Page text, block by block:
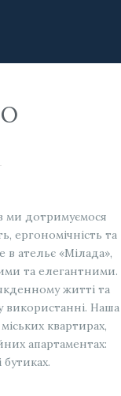
ми дотримуємося
ергономічність та
в ательє «Мілада»,
та елегантними.
житті та
використанні. Наша
квартирах,
апартаментах:
бутиках.